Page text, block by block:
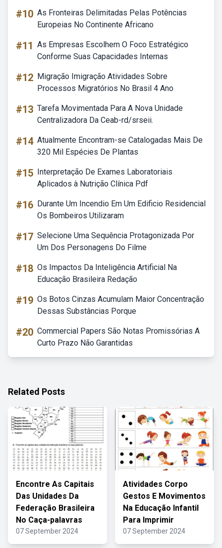
#10 As Fronteiras Delimitadas Pelas Potências
Europeias No Continente Africano
#11 As Empresas Escolhem O Foco Estratégico
Conforme Suas Capacidades Internas
#12 Migração Imigração Atividades Sobre
Processos Migratórios No Brasil 4 Ano
#13 Tarefa Movimentada Para A Nova Unidade
Centralizadora Da Ceab-rd/srseii.
#14 Atualmente Encontram-se Catalogadas Mais De
320 Mil Espécies De Plantas
#15 Interpretação De Exames Laboratoriais
Aplicados à Nutrição Clínica Pdf
#16 Durante Um Incendio Em Um Edificio Residencial
Os Bombeiros Utilizaram
#17 Selecione Uma Sequência Protagonizada Por
Um Dos Personagens Do Filme
#18 Os Impactos Da Inteligência Artificial Na
Educação Brasileira Redação
#19 Os Botos Cinzas Acumulam Maior Concentração
Dessas Substâncias Porque
#20 Commercial Papers São Notas Promissórias A
Curto Prazo Não Garantidas
Related Posts
Encontre As Capitais
Das Unidades Da
Federação Brasileira
No Caça-palavras
07 September 2024
Atividades Corpo
Gestos E Movimentos
Na Educação Infantil
Para Imprimir
07 September 2024